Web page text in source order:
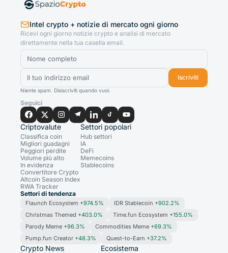
Intel crypto + notizie di mercato ogni giorno
Ricevi ogni giorno notizie crypto e analisi di mercato
direttamente nella tua casella email.
Iscriviti
Niente spam. Disiscriviti quando vuoi.
Seguici
Criptovalute
Classifica coin
Migliori guadagni
Peggiori perdite
Volume più alto
In evidenza
Convertitore Crypto
Altcoin Season Index
RWA Tracker
Settori popolari
Hub settori
IA
DeFi
Memecoins
Stablecoins
Settori di tendenza
Flaunch Ecosystem +974.5% IDR Stablecoin +902.2%
Christmas Themed +403.0% Time.fun Ecosystem +155.0%
Parody Meme +96.3% Commodities Meme +69.3%
Pump.fun Creator +48.3% Quest-to-Earn +37.2%
Crypto News Ecosistema